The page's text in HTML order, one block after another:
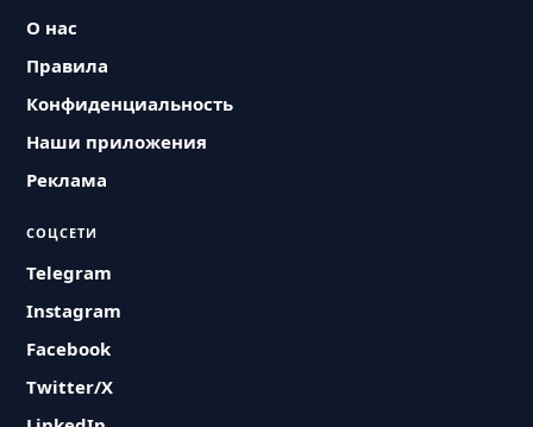
О нас
Правила
Конфиденциальность
Наши приложения
Реклама
СОЦСЕТИ
Telegram
Instagram
Facebook
Twitter/X